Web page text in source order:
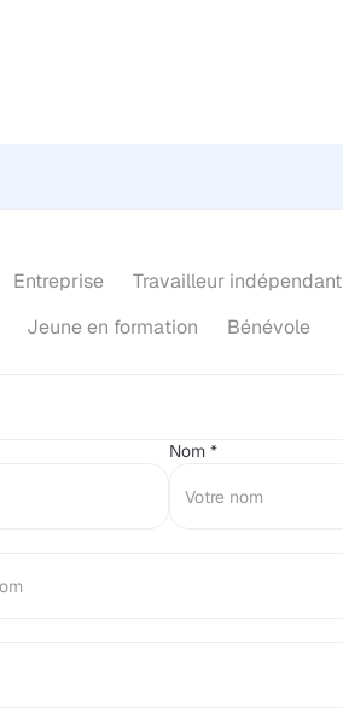
Entreprise Travailleur indépendant
Jeune en formation
Bénévole
Nom *